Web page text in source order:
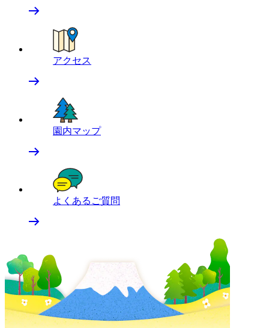
アクセス
園内マップ
よくあるご質問